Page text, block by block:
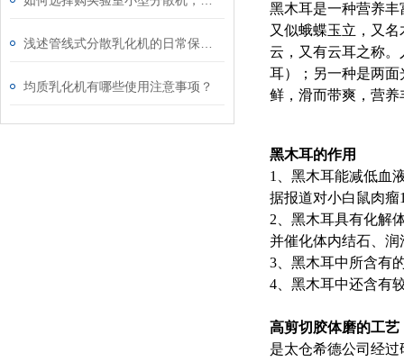
均质乳化机有哪些使用注意事项？
黑木耳是一种营养
又似蛾蝶玉立，又
云，又有云耳之称
耳）；另一种是两
鲜，滑而带爽，营
黑木耳的作用
1、黑木耳能减低血
据报道对小白鼠肉瘤
2、黑木耳具有化解
并催化体内结石、
3、黑木耳中所含有
4、黑木耳中还含有
高剪切胶体磨的工艺
是太仓希德公司经